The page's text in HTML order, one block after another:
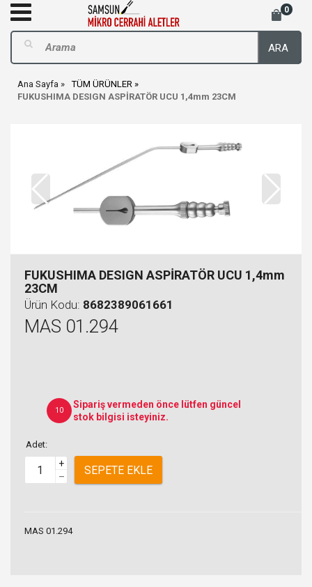
0
ARA
Ana Sayfa
TÜM ÜRÜNLER
FUKUSHIMA DESIGN ASPİRATÖR UCU 1,4mm 23CM
FUKUSHIMA DESIGN ASPİRATÖR UCU 1,4mm
23CM
Ürün Kodu: 8682389061661
MAS 01.294
10
Sipariş vermeden önce lütfen güncel
stok bilgisi isteyiniz.
Adet:
+
–
SEPETE EKLE
MAS 01.294